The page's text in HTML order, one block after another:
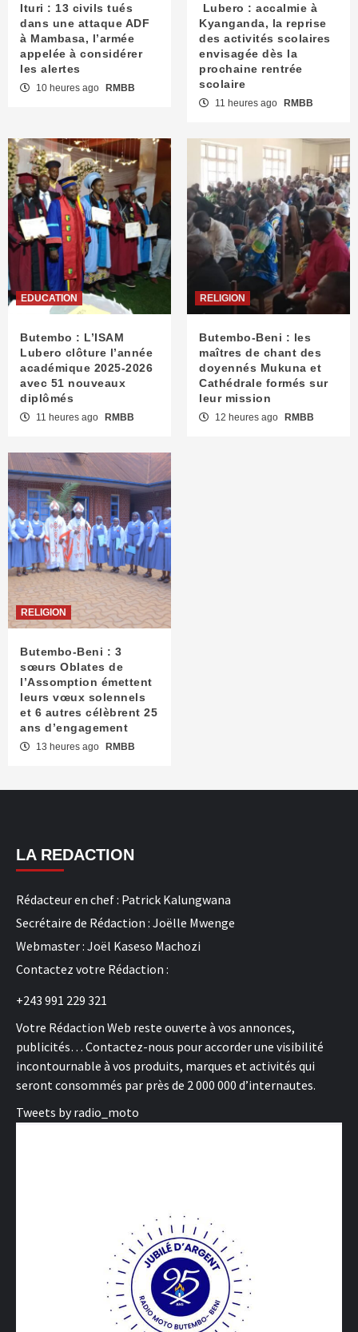
Ituri : 13 civils tués
dans une attaque ADF
à Mambasa, l’armée
appelée à considérer
les alertes
10 heures ago RMBB
Lubero : accalmie à
Kyanganda, la reprise
des activités scolaires
envisagée dès la
prochaine rentrée
scolaire
11 heures ago RMBB
EDUCATION
Butembo : L’ISAM
Lubero clôture l’année
académique 2025-2026
avec 51 nouveaux
diplômés
11 heures ago RMBB
RELIGION
Butembo-Beni : les
maîtres de chant des
doyennés Mukuna et
Cathédrale formés sur
leur mission
12 heures ago RMBB
RELIGION
Butembo-Beni : 3
sœurs Oblates de
l’Assomption émettent
leurs vœux solennels
et 6 autres célèbrent 25
ans d’engagement
13 heures ago RMBB
LA REDACTION
Rédacteur en chef : Patrick Kalungwana
Secrétaire de Rédaction : Joëlle Mwenge
Webmaster : Joël Kaseso Machozi
Contactez votre Rédaction :
+243 991 229 321
Votre Rédaction Web reste ouverte à vos annonces,
publicités… Contactez-nous pour accorder une visibilité
incontournable à vos produits, marques et activités qui
seront consommés par près de 2 000 000 d’internautes.
Tweets by radio_moto